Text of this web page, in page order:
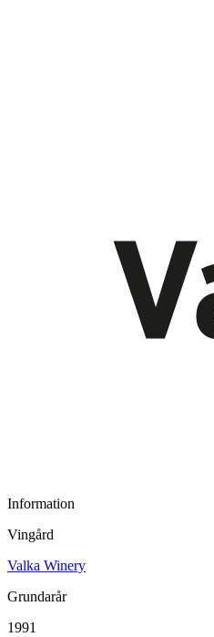
Information
Vingård
Valka Winery
Grundarår
1991